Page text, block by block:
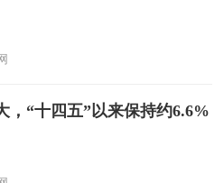
，“十四五”以来保持约6.6%